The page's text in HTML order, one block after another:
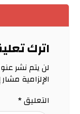
اترك
لن يتم نشر
الإلزامية مشار
التعليق*